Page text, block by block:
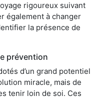
rigoureux suivant
également à changer
la présence de
prévention
d’un grand potentiel
miracle, mais de
tenir loin de soi. Ces